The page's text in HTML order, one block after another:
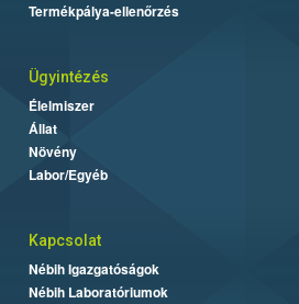
Termékpálya-ellenőrzés
Ügyintézés
Élelmiszer
Állat
Növény
Labor/Egyéb
Kapcsolat
Nébih Igazgatóságok
Nébih Laboratóriumok